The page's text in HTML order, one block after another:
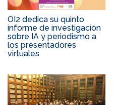
OI2 dedica su quinto
informe de investigación
sobre IA y periodismo a
los presentadores
virtuales